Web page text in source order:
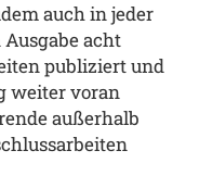
auch in jeder
acht
publiziert und
weiter voran
außerhalb